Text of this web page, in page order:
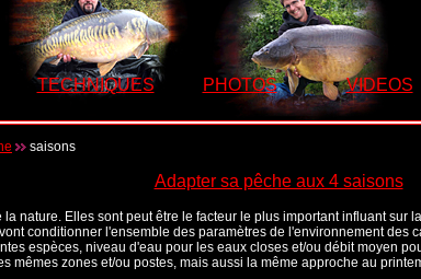
TECHNIQUES PHOTOS VIDEOS
saisons
Adapter sa pêche aux 4 saisons
nature. Elles sont peut être le facteur le plus important influant sur
conditionner l'ensemble des paramètres de l'environnement des
espèces, niveau d'eau pour les eaux closes et/ou débit moyen
mêmes zones et/ou postes, mais aussi la même approche au